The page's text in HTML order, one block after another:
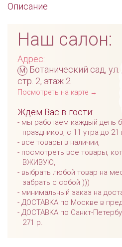
Описание
Наш салон:
Адрес:
м Ботанический сад,
стр. 2, этаж 2
Посмотреть на карте →
Ждем Вас в гости:
мы работаем каждый день
праздников, с 11 утра до 21
все товары в наличии,
посмотреть все товары,
ВЖИВУЮ,
выбрать любой товар на
забрать с собой )))
минимальный заказ на
ДОСТАВКА по Москве в
ДОСТАВКА по Санкт-
271 р.